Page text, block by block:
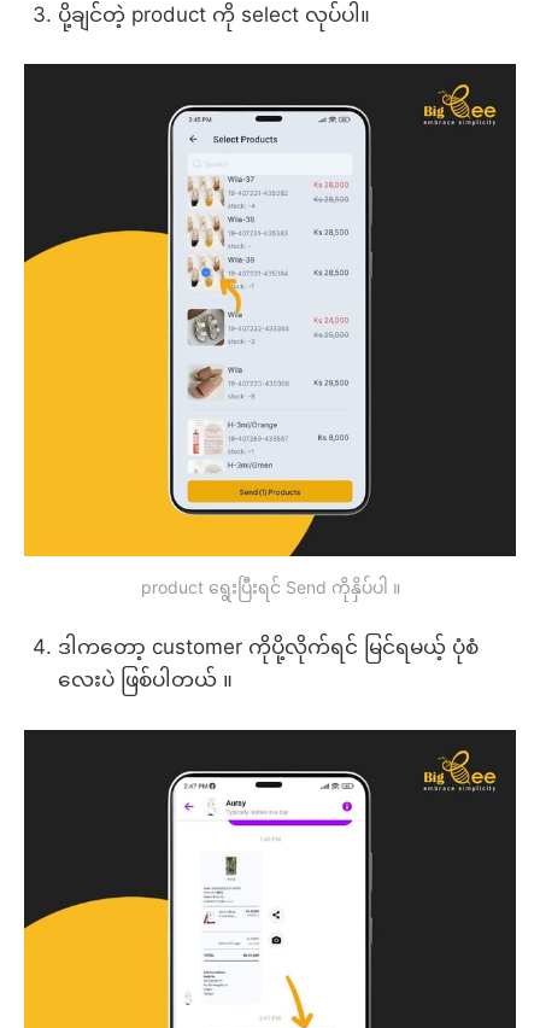
ပို့ချင်တဲ့ product ကို select လုပ်ပါ။
product ရွေးပြီးရင် Send ကိုနှိပ်ပါ ။
ဒါကတော့ customer ကိုပို့လိုက်ရင် မြင်ရမယ့် ပုံစံ
လေးပဲ ဖြစ်ပါတယ် ။